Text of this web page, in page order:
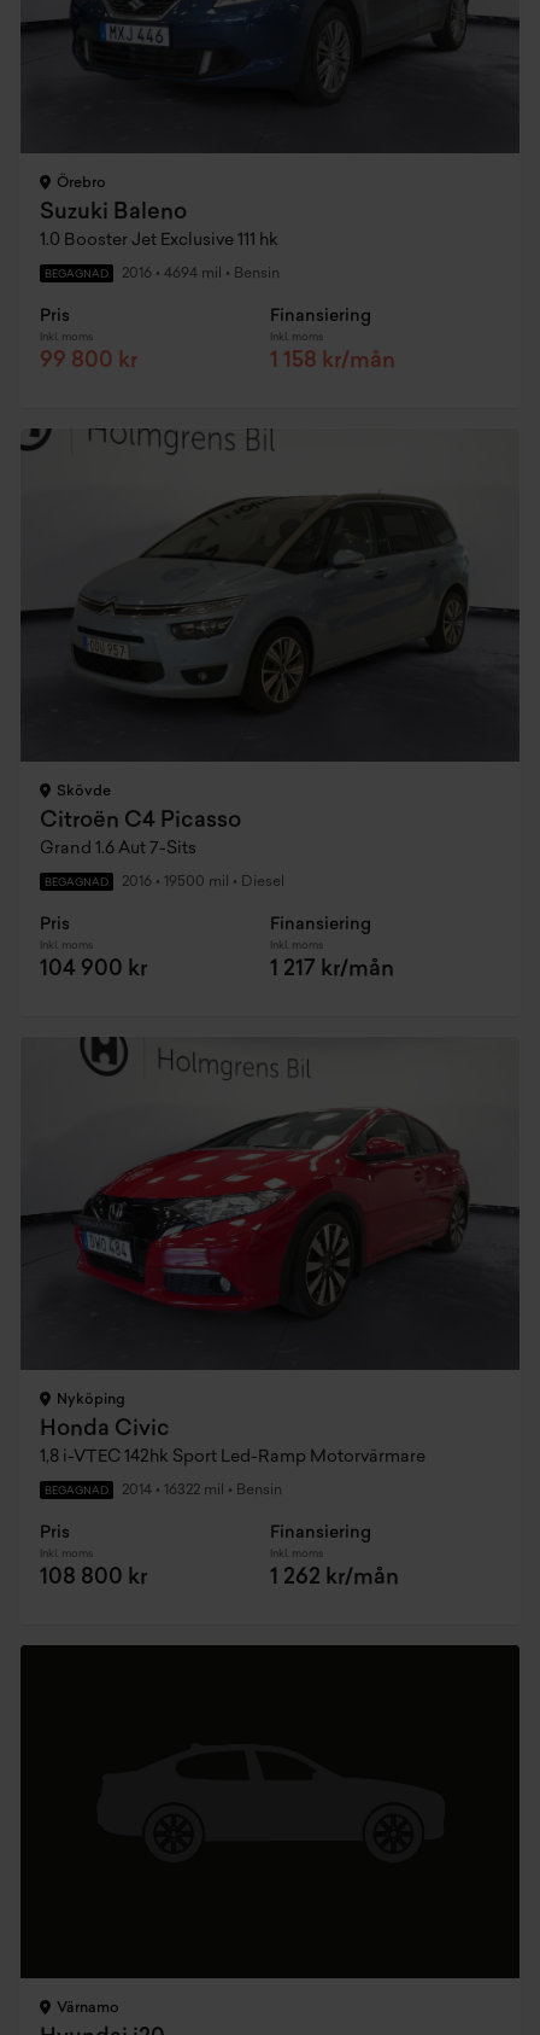
Örebro
Suzuki Baleno
1.0 Booster Jet Exclusive 111 hk
BEGAGNAD 2016 • 4694 mil • Bensin
Pris
Inkl. moms
99 800 kr
Finansiering
Inkl. moms
1 158 kr/mån
Skövde
Citroën C4 Picasso
Grand 1.6 Aut 7-Sits
BEGAGNAD 2016 • 19500 mil • Diesel
Pris
Inkl. moms
104 900 kr
Finansiering
Inkl. moms
1 217 kr/mån
Nyköping
Honda Civic
1,8 i-VTEC 142hk Sport Led-Ramp Motorvärmare
BEGAGNAD 2014 • 16322 mil • Bensin
Pris
Inkl. moms
108 800 kr
Finansiering
Inkl. moms
1 262 kr/mån
Värnamo